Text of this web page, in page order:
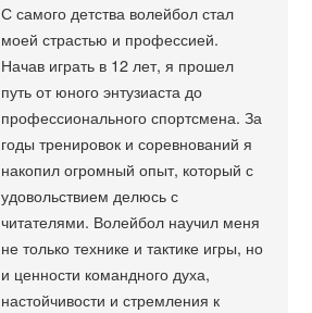
С самого детства волейбол стал
моей страстью и профессией.
Начав играть в 12 лет, я прошел
путь от юного энтузиаста до
профессионального спортсмена. За
годы тренировок и соревнований я
накопил огромный опыт, который с
удовольствием делюсь с
читателями. Волейбол научил меня
не только технике и тактике игры, но
и ценности командного духа,
настойчивости и стремления к